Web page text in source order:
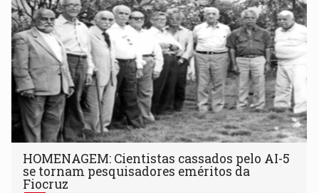
HOMENAGEM: Cientistas cassados pelo AI-5
se tornam pesquisadores eméritos da
Fiocruz